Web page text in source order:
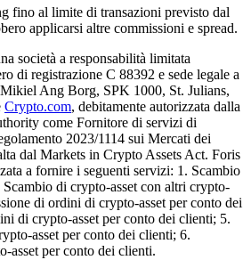
fino al limite di transazioni previsto dal
applicarsi altre commissioni e spread.
società a responsabilità limitata
di registrazione C 88392 e sede legale a
Ang Borg, SPK 1000, St. Julians,
Crypto.com, debitamente autorizzata dalla
come Fornitore di servizi di
2023/1114 sui Mercati dei
dal Markets in Crypto Assets Act. Foris
a fornire i seguenti servizi: 1. Scambio
di crypto-asset con altri crypto-
di ordini di crypto-asset per conto dei
di crypto-asset per conto dei clienti; 5.
asset per conto dei clienti; 6.
asset per conto dei clienti.